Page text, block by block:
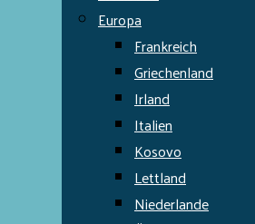
Europa
Frankreich
Griechenland
Irland
Italien
Kosovo
Lettland
Niederlande